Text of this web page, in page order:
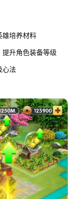
培养材料
升角色装备等级
心法